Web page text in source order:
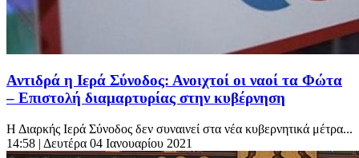
Αντιδρά η Ιερά Σύνοδος: Ανοιχτοί οι ναοί τα Φώτα
– Επιστολή διαμαρτυρίας στην κυβέρνηση
Η Διαρκής Ιερά Σύνοδος δεν συναινεί στα νέα κυβερνητικά μέτρα...
14:58 | Δευτέρα 04 Ιανουαρίου 2021